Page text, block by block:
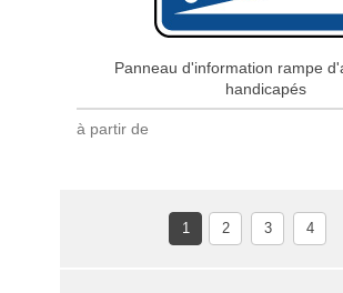
Panneau d'information rampe
handicapés
à partir de
1 2 3 4